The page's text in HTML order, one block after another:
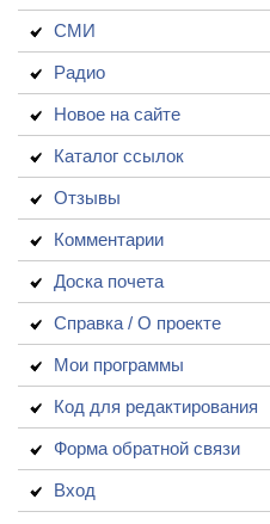
СМИ
Радио
Новое на сайте
Каталог ссылок
Отзывы
Комментарии
Доска почета
Справка / О проекте
Мои программы
Код для редактирования
Форма обратной связи
Вход